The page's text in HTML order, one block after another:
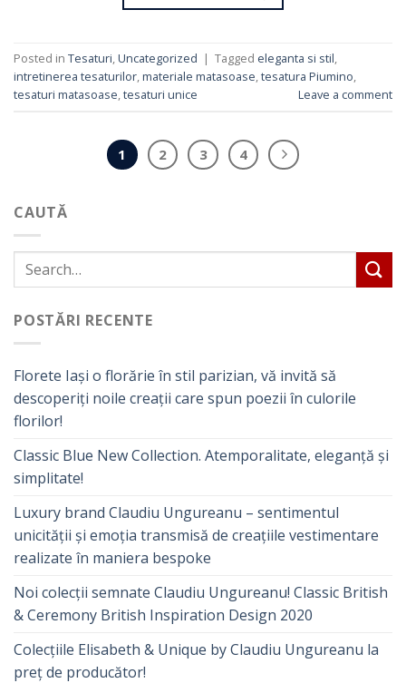
CAUTĂ
POSTĂRI RECENTE
Florete Iași o florărie în stil parizian, vă invită să
descoperiți noile creații care spun poezii în culorile
florilor!
Classic Blue New Collection. Atemporalitate, eleganță și
simplitate!
Luxury brand Claudiu Ungureanu – sentimentul
unicității și emoția transmisă de creațiile vestimentare
realizate în maniera bespoke
Noi colecții semnate Claudiu Ungureanu! Classic British
& Ceremony British Inspiration Design 2020
Colecțiile Elisabeth & Unique by Claudiu Ungureanu la
preț de producător!
Posted in Tesaturi,Uncategorized | Tagged eleganta si stil,
intretinerea tesaturilor,materiale matasoase,tesatura Piumino,
tesaturi matasoase,tesaturi unice Leave a comment
1 2 3 4